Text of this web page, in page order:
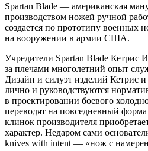
Spartan Blade — американская
производством ножей ручной
создается по прототипу военных
на вооружении в армии США.
Учредители Spartan Blade
за плечами многолетний опыт
Дизайн и силуэт изделий Кетрис
лично и руководствуются
в проектировании боевого
переводят на повседневный
клинок производителя
характер. Недаром сами
knives with intent — «нож с